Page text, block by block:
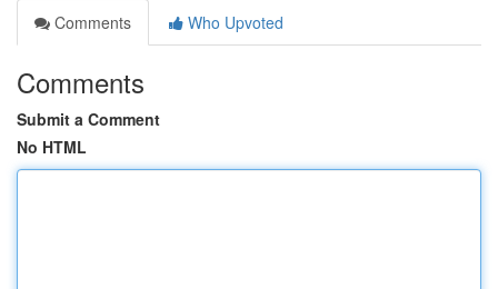
Comments
Who Upvoted
Comments
Submit a Comment
No HTML